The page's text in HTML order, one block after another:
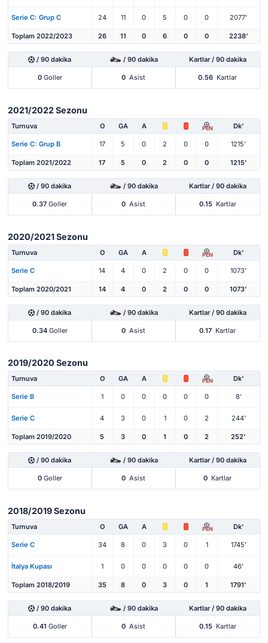
Serie C: Grup C 24 11 0 5 0 0 2077'
Toplam 2022/2023 26 11 0 6 0 0 2238'
/ 90 dakika / 90 dakika Kartlar / 90 dakika
0Goller 0 Asist 0.56 Kartlar
2021/2022 Sezonu
Turnuva O GA A PEN Dk'
Serie C: Grup B 17 5 0 2 0 0 1215'
Toplam 2021/2022 17 5 0 2 0 0 1215'
/ 90 dakika / 90 dakika Kartlar / 90 dakika
0.37 Goller 0 Asist 0.15 Kartlar
2020/2021 Sezonu
Turnuva O GA A PEN Dk'
Serie C 14 4 0 2 0 0 1073'
Toplam 2020/2021 14 4 0 2 0 0 1073'
/ 90 dakika / 90 dakika Kartlar / 90 dakika
0.34Goller 0 Asist 0.17 Kartlar
2019/2020 Sezonu
Turnuva O GA A PEN Dk'
Serie B 1 0 0 0 0 0 8'
Serie C 4 3 0 1 0 2 244'
Toplam 2019/2020 5 3 0 1 0 2 252'
/ 90 dakika / 90 dakika Kartlar / 90 dakika
0Goller 0 Asist 0 Kartlar
2018/2019 Sezonu
Turnuva O GA A PEN Dk'
Serie C 34 8 0 3 0 1 1745'
İtalya Kupası 1 0 0 0 0 0 46'
Toplam 2018/2019 35 8 0 3 0 1 1791'
/ 90 dakika / 90 dakika Kartlar / 90 dakika
0.41 Goller 0 Asist 0.15 Kartlar